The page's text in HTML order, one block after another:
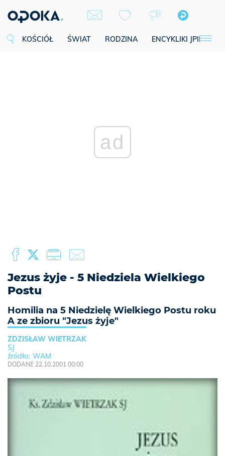
KOŚCIÓŁ ŚWIAT RODZINA ENCYKLIKI JPII
ad
Jezus żyje - 5 Niedziela Wielkiego
Postu
Homilia na 5 Niedzielę Wielkiego Postu roku
A ze zbioru "Jezus żyje"
ZDZISŁAW WIETRZAK
SJ
WAM
DODANE 22.10.2001 00:00